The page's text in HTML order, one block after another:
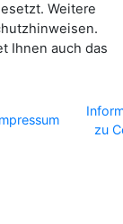
Weitere
Ihnen auch das
zu